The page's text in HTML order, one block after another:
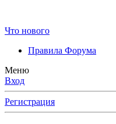
Что нового
Правила Форума
Меню
Вход
Регистрация